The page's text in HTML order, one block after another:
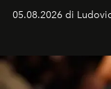
05.08.2026 di